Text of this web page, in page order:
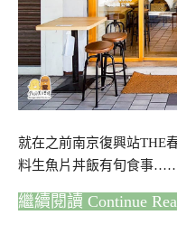
就在之前南京復興站THE
料生魚片丼飯有旬食事
Continue